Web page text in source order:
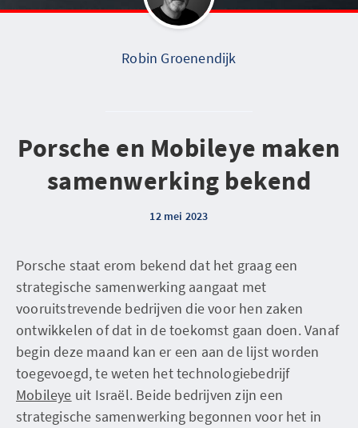
Robin Groenendijk
Porsche en Mobileye maken
samenwerking bekend
12 mei 2023
Porsche staat erom bekend dat het graag een
strategische samenwerking aangaat met
vooruitstrevende bedrijven die voor hen zaken
ontwikkelen of dat in de toekomst gaan doen. Vanaf
begin deze maand kan er een aan de lijst worden
toegevoegd, te weten het technologiebedrijf
Mobileye uit Israël. Beide bedrijven zijn een
strategische samenwerking begonnen voor het in